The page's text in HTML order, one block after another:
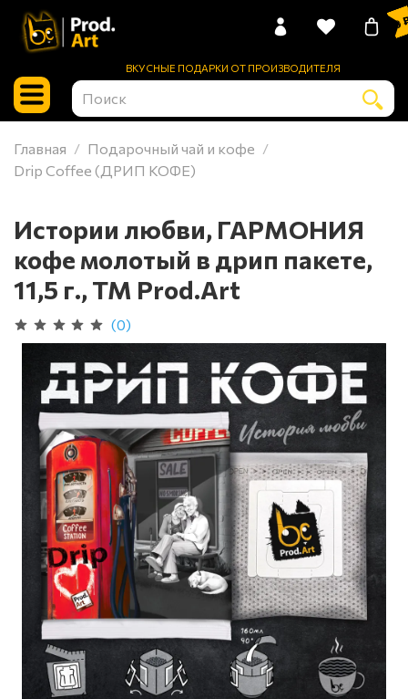
ВКУСНЫЕ ПОДАРКИ ОТ ПРОИЗВОДИТЕЛЯ
0
Главная
Подарочный чай и кофе
Drip Coffee (ДРИП КОФЕ)
Истории любви, ГАРМОНИЯ
кофе молотый в дрип пакете,
11,5 г., TM Prod.Art
(0)